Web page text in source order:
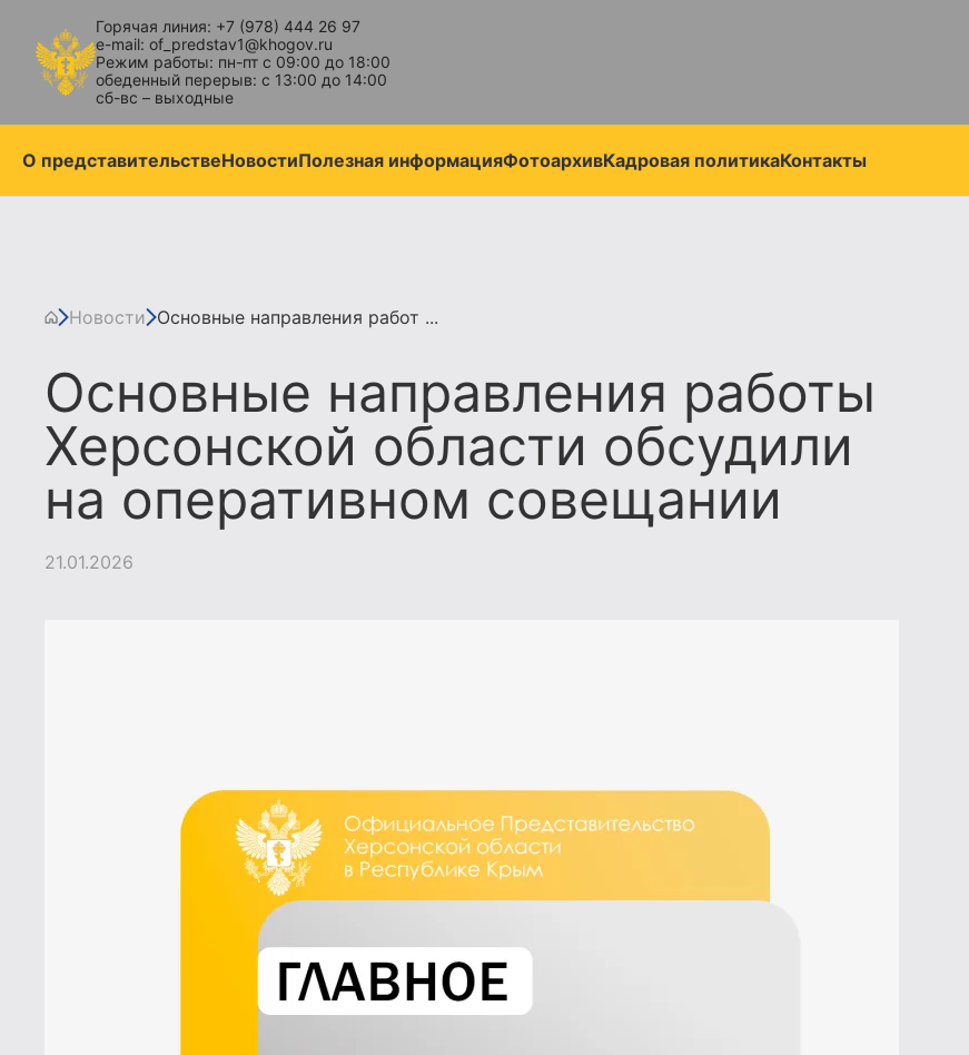
Горячая линия: +7 (978) 444 26 97
e-mail: of_predstav1@khogov.ru
Режим работы: пн-пт с 09:00 до 18:00
обеденный перерыв: с 13:00 до 14:00
сб-вс – выходные
О представительствеНовостиПолезная информацияФотоархивКадровая политикаКонтакты
Новости Основные направления работ ...
Основные направления работы
Херсонской области обсудили
на оперативном совещании
21.01.2026